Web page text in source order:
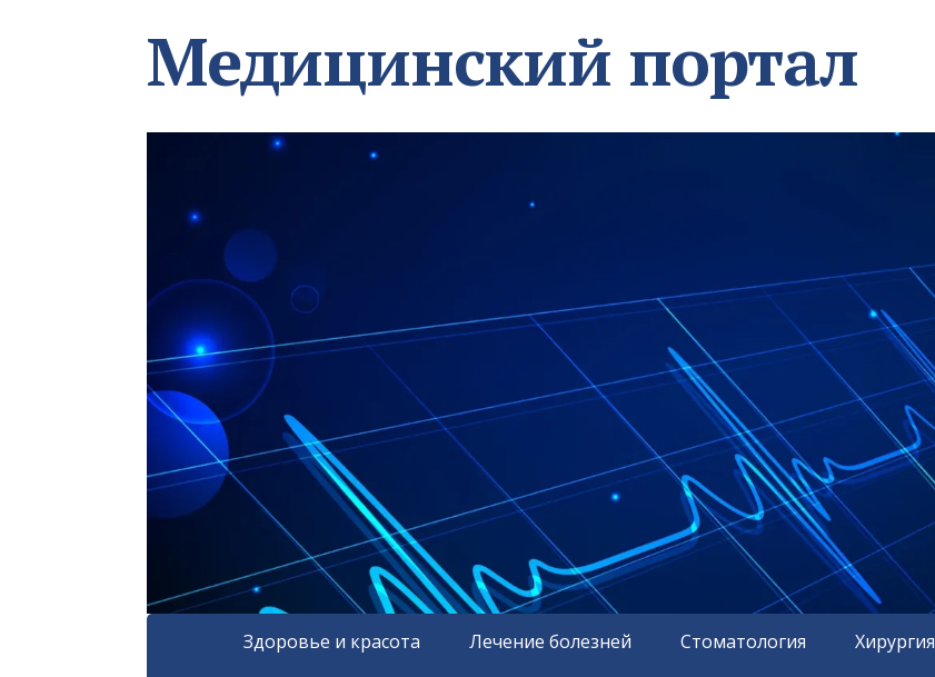
Медицинский портал
Здоровье и красота Лечение болезней Стоматология Хирургия